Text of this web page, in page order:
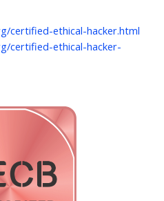
certified-ethical-hacker.html
certified-ethical-hacker-